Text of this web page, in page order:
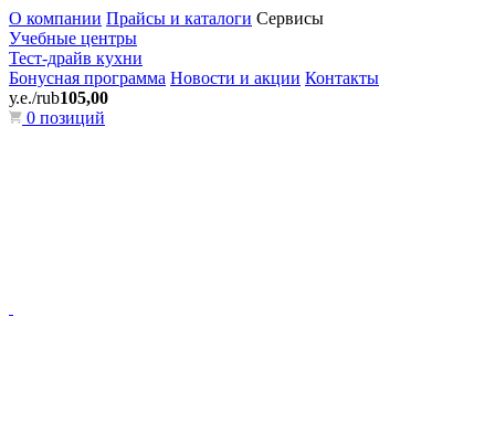
О компании Прайсы и каталоги Сервисы
Учебные центры
Тест-драйв кухни
Бонусная программа Новости и акции Контакты
у.е./rub105,00
0 позиций